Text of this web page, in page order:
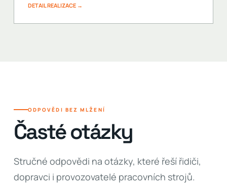
DETAIL REALIZACE →
ODPOVĚDI BEZ MLŽENÍ
Časté otázky
Stručné odpovědi na otázky, které řeší řidiči,
dopravci i provozovatelé pracovních strojů.